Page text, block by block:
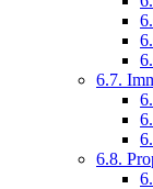
6.7.
6.8.